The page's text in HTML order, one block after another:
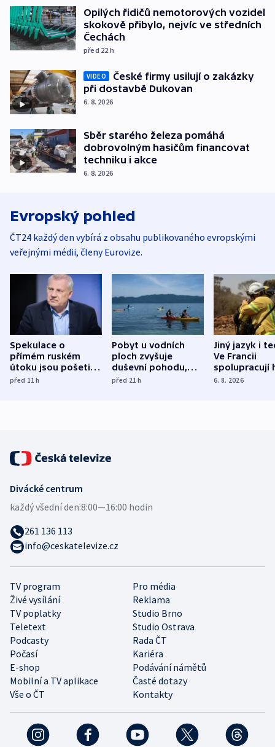
Opilých řidičů nemotorových vozidel
skokově přibylo, nejvíc ve středních
Čechách
před 22 h
VIDEO
České firmy usilují o zakázky
při dostavbě Dukovan
6. 8. 2026
Sběr starého železa pomáhá
dobrovolným hasičům financovat
techniku i akce
6. 8. 2026
Evropský pohled
ČT24 každý den vybírá z obsahu publikovaného evropskými
veřejnými médii, členy Eurovize.
Spekulace o
přímém ruském
útoku jsou pošetilé,
míní estonský
před 11h
Pobyt u vodních
ploch zvyšuje
duševní pohodu,
ukázala
před 21h
Jiný jazyk i
Ve Francii
spolupracují
různých zemí
6. 8. 2026
TV program
Pro média
Živé vysílání
Reklama
TV poplatky
Studio Brno
Teletext
Studio Ostrava
Podcasty
Rada ČT
Počasí
Kariéra
E-shop
Podávání námětů
Mobilní a TV aplikace
Časté dotazy
Vše o ČT
Kontakty
Divácké centrum
každý všední den:8:00—16:00 hodin
261 136 113
info@ceskatelevize.cz